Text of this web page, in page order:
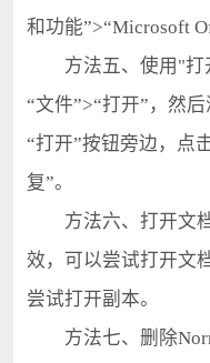
和功能”>“Microsoft
方法五、使用"打
“文件”>“打开”，然
“打开”按钮旁边，点
复”。
方法六、打开文档
效，可以尝试打开文
尝试打开副本。
方法七、删除